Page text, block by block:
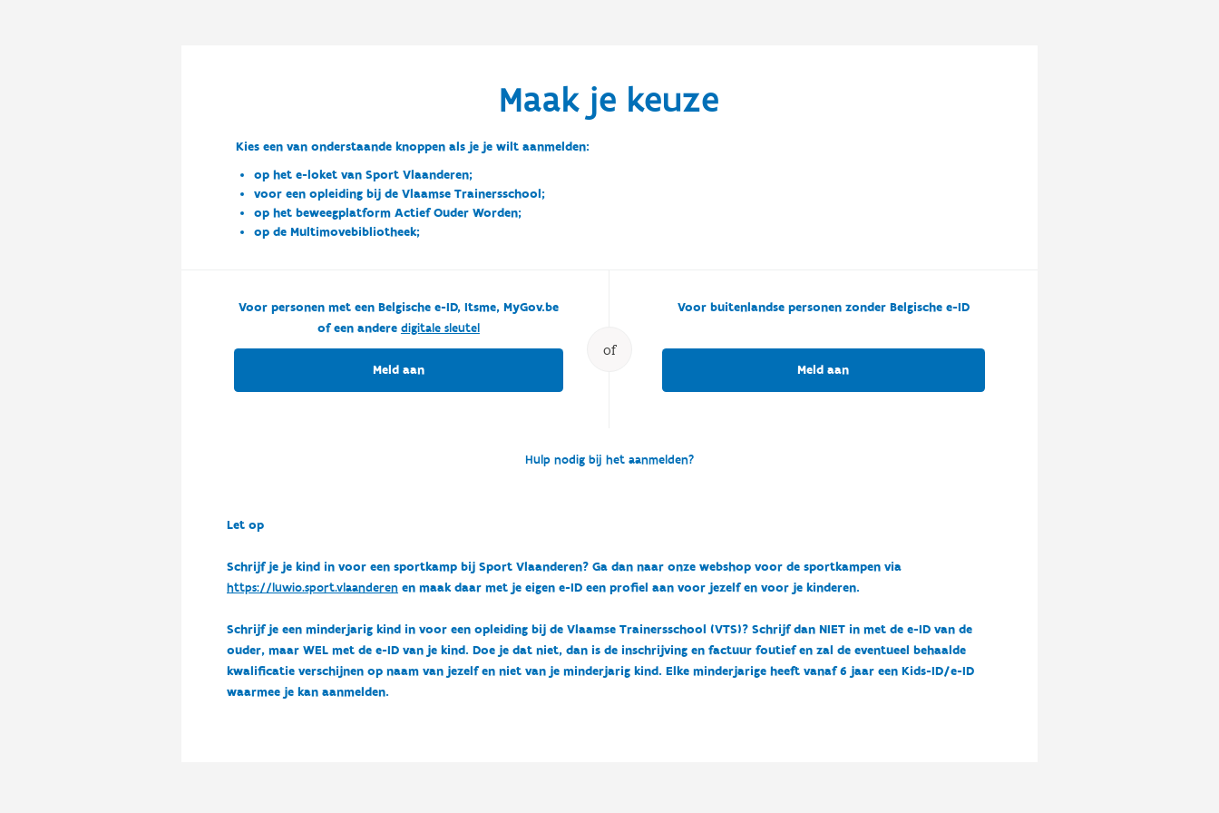
Maak je keuze
Kies een van onderstaande knoppen als je je wilt aanmelden:
op het e-loket van Sport Vlaanderen;
voor een opleiding bij de Vlaamse Trainersschool;
op het beweegplatform Actief Ouder Worden;
op de Multimovebibliotheek;
of
Voor personen met een Belgische e-ID, Itsme, MyGov.be
of een andere digitale sleutel
Meld aan
Voor buitenlandse personen zonder Belgische e-ID
Meld aan
Hulp nodig bij het aanmelden?
Let op
Schrijf je je kind in voor een sportkamp bij Sport Vlaanderen? Ga dan naar onze webshop voor de sportkampen via
https://luwio.sport.vlaanderenen maak daar met je eigen e-ID een profiel aan voor jezelf en voor je kinderen.
Schrijf je een minderjarig kind in voor een opleiding bij de Vlaamse Trainersschool (VTS)? Schrijf dan NIET in met de e-ID van de
ouder, maar WEL met de e-ID van je kind. Doe je dat niet, dan is de inschrijving en factuur foutief en zal de eventueel behaalde
kwalificatie verschijnen op naam van jezelf en niet van je minderjarig kind. Elke minderjarige heeft vanaf 6 jaar een Kids-ID/e-ID
waarmee je kan aanmelden.